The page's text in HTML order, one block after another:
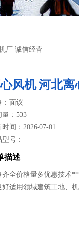
厂 诚信经营
风机 河北离
：面议
量：533
时间：2026-07-01
型号：
描述
齐全价格量多优惠技术
好适用领域建筑工地、